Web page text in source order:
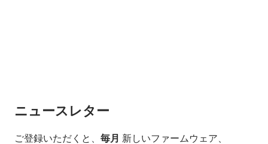
ニュースレター
ご登録いただくと、 毎月 新しいファームウェア、